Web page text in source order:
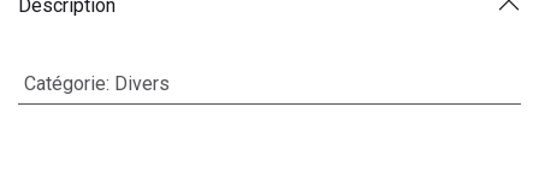
Description
Catégorie: Divers